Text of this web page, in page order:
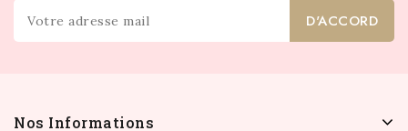
Nos Informations